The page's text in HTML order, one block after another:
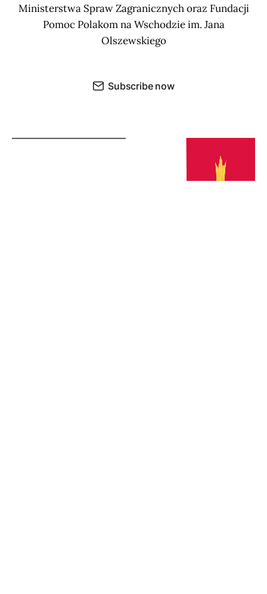
Ministerstwa Spraw Zagranicznych oraz Fundacji
Pomoc Polakom na Wschodzie im. Jana
Olszewskiego
Subscribe now